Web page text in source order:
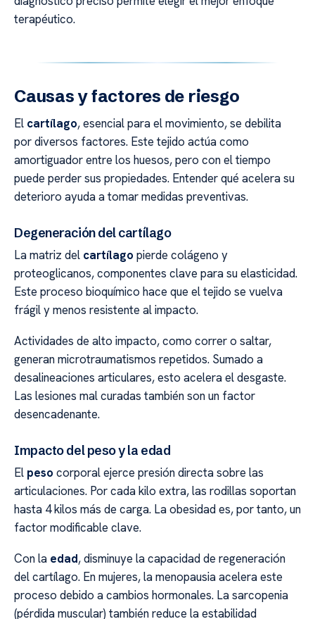
terapéutico.
Causas y factores de riesgo
El cartílago, esencial para el movimiento, se debilita
por diversos factores. Este tejido actúa como
amortiguador entre los huesos, pero con el tiempo
puede perder sus propiedades. Entender qué acelera su
deterioro ayuda a tomar medidas preventivas.
Degeneración del cartílago
La matriz del cartílago pierde colágeno y
proteoglicanos, componentes clave para su elasticidad.
Este proceso bioquímico hace que el tejido se vuelva
frágil y menos resistente al impacto.
Actividades de alto impacto, como correr o saltar,
generan microtraumatismos repetidos. Sumado a
desalineaciones articulares, esto acelera el desgaste.
Las lesiones mal curadas también son un factor
desencadenante.
Impacto del peso y la edad
El peso corporal ejerce presión directa sobre las
articulaciones. Por cada kilo extra, las rodillas soportan
hasta 4 kilos más de carga. La obesidad es, por tanto, un
factor modificable clave.
Con la edad, disminuye la capacidad de regeneración
del cartílago. En mujeres, la menopausia acelera este
proceso debido a cambios hormonales. La sarcopenia
(pérdida muscular) también reduce la estabilidad